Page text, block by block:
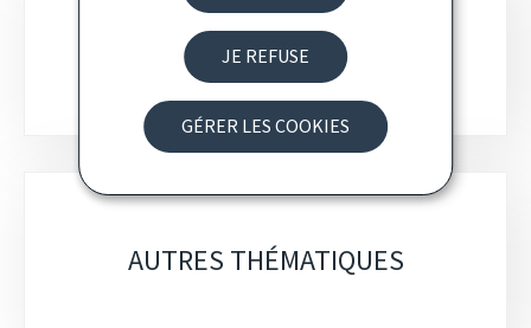
JE REFUSE
GÉRER LES COOKIES
POLITIQUE NUMÉRIQUE
AUTRES THÉMATIQUES